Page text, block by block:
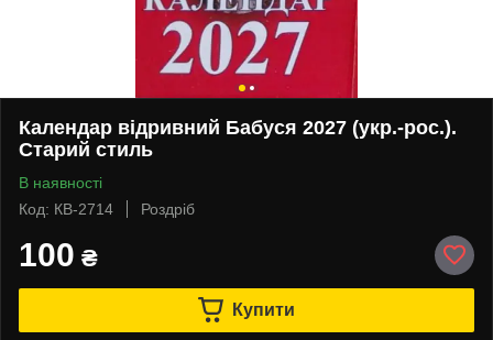
Календар відривний Бабуся 2027 (укр.-рос.).
Старий стиль
В наявності
Код: КВ-2714
Роздріб
100 ₴
Купити